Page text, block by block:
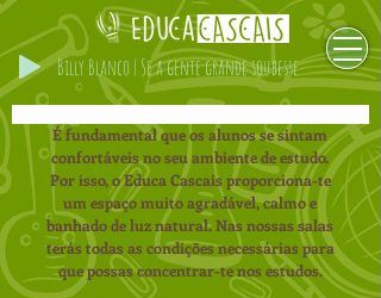
Billy Blanco | Se a gente grande soubesse
É fundamental que os alunos se sintam
confortáveis no seu ambiente de estudo.
Por isso, o Educa Cascais proporciona-te
um espaço muito agradável, calmo e
banhado de luz natural. Nas nossas salas
terás todas as condições necessárias para
que possas concentrar-te nos estudos.